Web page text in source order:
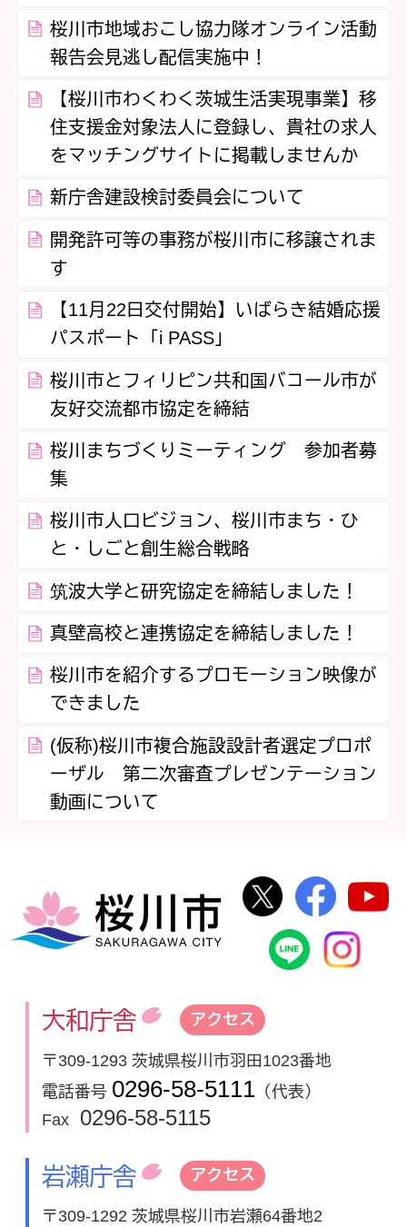
桜川市地域おこし協力隊オンライン活動
報告会見逃し配信実施中！
【桜川市わくわく茨城生活実現事業】移
住支援金対象法人に登録し、貴社の求人
をマッチングサイトに掲載しませんか
新庁舎建設検討委員会について
開発許可等の事務が桜川市に移譲されま
す
【11月22日交付開始】いばらき結婚応援
パスポート「i PASS」
桜川市とフィリピン共和国バコール市が
友好交流都市協定を締結
桜川まちづくりミーティング 参加者募
集
桜川市人口ビジョン、桜川市まち・ひ
と・しごと創生総合戦略
筑波大学と研究協定を締結しました！
真壁高校と連携協定を締結しました！
桜川市を紹介するプロモーション映像が
できました
(仮称)桜川市複合施設設計者選定プロポ
ーザル 第二次審査プレゼンテーション
動画について
桜川市
桜川市公式
桜川
桜川市公
大和庁舎 アクセス
〒309-1293 茨城県桜川市羽田1023番地
電話番号 0296-58-5111 （代表）
Fax
0296-58-5115
岩瀬庁舎 アクセス
〒309-1292 茨城県桜川市岩瀬64番地2